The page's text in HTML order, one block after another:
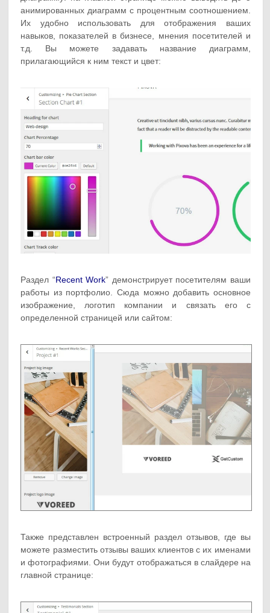
анимированных диаграмм с процентным соотношением.
Их удобно использовать для отображения ваших
навыков, показателей в бизнесе, мнения посетителей и
т.д. Вы можете задавать название диаграмм,
прилагающийся к ним текст и цвет:
Раздел “Recent Work” демонстрирует посетителям ваши
работы из портфолио. Сюда можно добавить основное
изображение, логотип компании и связать его с
определенной страницей или сайтом:
Также представлен встроенный раздел отзывов, где вы
можете разместить отзывы ваших клиентов с их именами
и фотографиями. Они будут отображаться в слайдере на
главной странице: